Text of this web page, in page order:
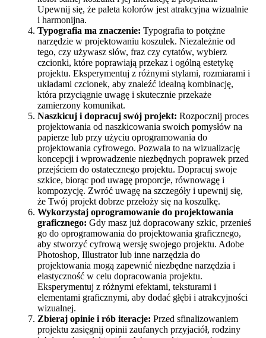
Upewnij się, że paleta kolorów jest atrakcyjna wizualnie
i harmonijna.
Typografia ma znaczenie: Typografia to potężne
narzędzie w projektowaniu koszulek. Niezależnie od
tego, czy używasz słów, fraz czy cytatów, wybierz
czcionki, które poprawiają przekaz i ogólną estetykę
projektu. Eksperymentuj z różnymi stylami, rozmiarami i
układami czcionek, aby znaleźć idealną kombinację,
która przyciągnie uwagę i skutecznie przekaże
zamierzony komunikat.
Naszkicuj i dopracuj swój projekt: Rozpocznij proces
projektowania od naszkicowania swoich pomysłów na
papierze lub przy użyciu oprogramowania do
projektowania cyfrowego. Pozwala to na wizualizację
koncepcji i wprowadzenie niezbędnych poprawek przed
przejściem do ostatecznego projektu. Dopracuj swoje
szkice, biorąc pod uwagę proporcje, równowagę i
kompozycję. Zwróć uwagę na szczegóły i upewnij się,
że Twój projekt dobrze przełoży się na koszulkę.
Wykorzystaj oprogramowanie do projektowania
graficznego: Gdy masz już dopracowany szkic, przenieś
go do oprogramowania do projektowania graficznego,
aby stworzyć cyfrową wersję swojego projektu. Adobe
Photoshop, Illustrator lub inne narzędzia do
projektowania mogą zapewnić niezbędne narzędzia i
elastyczność w celu dopracowania projektu.
Eksperymentuj z różnymi efektami, teksturami i
elementami graficznymi, aby dodać głębi i atrakcyjności
wizualnej.
Zbieraj opinie i rób iteracje: Przed sfinalizowaniem
projektu zasięgnij opinii zaufanych przyjaciół, rodziny